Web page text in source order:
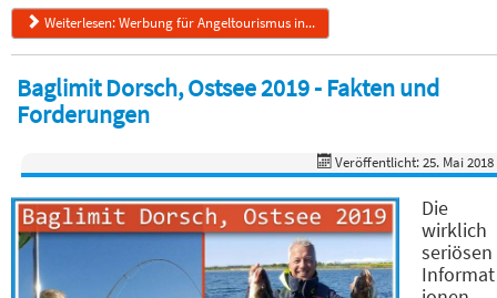
Weiterlesen: Werbung für Angeltourismus in...
Baglimit Dorsch, Ostsee 2019 - Fakten und
Forderungen
Veröffentlicht: 25. Mai 2018
Die
wirklich
seriösen
Informat